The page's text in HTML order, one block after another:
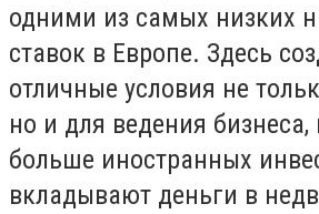
одними из самых низких
ставок в Европе. Здесь
отличные условия не
но и для ведения бизнеса,
больше иностранных
вкладывают деньги в